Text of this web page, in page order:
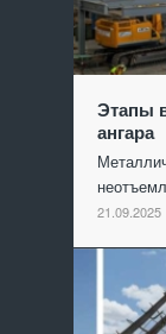
Этапы
ангара
21.09.2025